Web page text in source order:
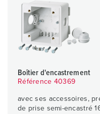
Boîtier d'encastrement
Référence 40369
avec ses accessoires,
de prise semi-encastré